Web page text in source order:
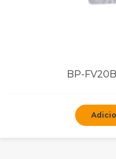
BP-